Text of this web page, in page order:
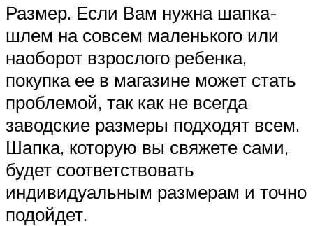
Размер. Если Вам нужна шапка-
шлем на совсем маленького или
наоборот взрослого ребенка,
покупка ее в магазине может стать
проблемой, так как не всегда
заводские размеры подходят всем.
Шапка, которую вы свяжете сами,
будет соответствовать
индивидуальным размерам и точно
подойдет.